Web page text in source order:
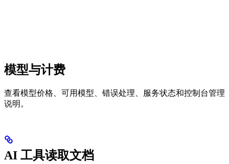
模型与计费
查看模型价格、可用模型、错误处理、服务状态和控制台管理
说明。
AI 工具读取文档